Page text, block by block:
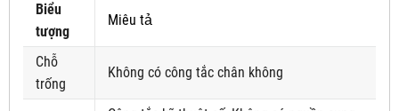
Biểu
tượng
Miêu tả
Chỗ
trống
Không có công tắc chân không